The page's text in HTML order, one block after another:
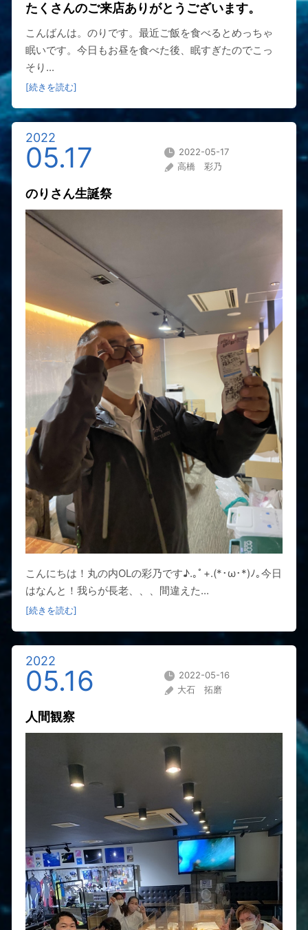
たくさんのご来店ありがとうございます。
こんばんは。のりです。最近ご飯を食べるとめっちゃ
眠いです。今日もお昼を食べた後、眠すぎたのでこっ
そり...
[続きを読む]
2022
05.17
2022-05-17
高橋 彩乃
のりさん生誕祭
こんにちは！丸の内OLの彩乃です♪.｡ﾟ+.(*･ω･*)ﾉ｡今日
はなんと！我らが長老、、、間違えた...
[続きを読む]
2022
05.16
2022-05-16
大石 拓磨
人間観察